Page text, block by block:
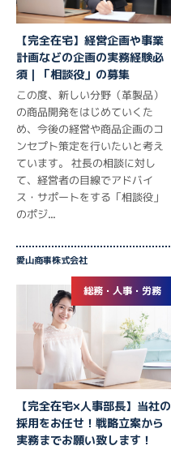
【完全在宅】経営企画や事業
計画などの企画の実務経験必
須｜「相談役」の募集
この度、新しい分野（革製品）
の商品開発をはじめていくた
め、今後の経営や商品企画のコ
ンセプト策定を行いたいと考え
ています。 社長の相談に対し
て、経営者の目線でアドバイ
ス・サポートをする「相談役」
のポジ...
愛山商事株式会社
総務・人事・労務
【完全在宅×人事部長】当社の
採用をお任せ！戦略立案から
実務までお願い致します！